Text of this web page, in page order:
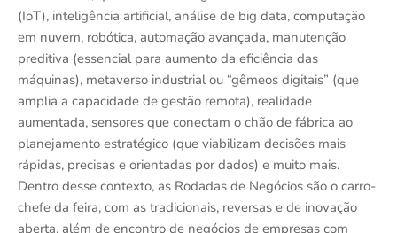
(IoT), inteligência artificial, análise de big data, computação
em nuvem, robótica, automação avançada, manutenção
preditiva (essencial para aumento da eficiência das
máquinas), metaverso industrial ou “gêmeos digitais” (que
amplia a capacidade de gestão remota), realidade
aumentada, sensores que conectam o chão de fábrica ao
planejamento estratégico (que viabilizam decisões mais
rápidas, precisas e orientadas por dados) e muito mais.
Dentro desse contexto, as Rodadas de Negócios são o carro-
chefe da feira, com as tradicionais, reversas e de inovação
aberta, além de encontro de negócios de empresas com